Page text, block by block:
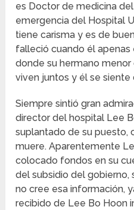
es Doctor de medicina
emergencia del Hospital
tiene carisma y es de
falleció cuando él apenas
donde su hermano
viven juntos y él se siente
Siempre sintió gran
director del hospital Lee
suplantado de su puesto,
muere. Aparentemente
colocado fondos en su
del subsidio del gobierno,
no cree esa información,
recibido de Lee Bo Hoon